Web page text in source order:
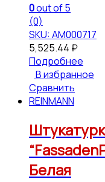
0out of 5
(0)
SKU: АМ000717
5,525.44 ₽
Подробнее
В избранное
Сравнить
REINMANN
Белая